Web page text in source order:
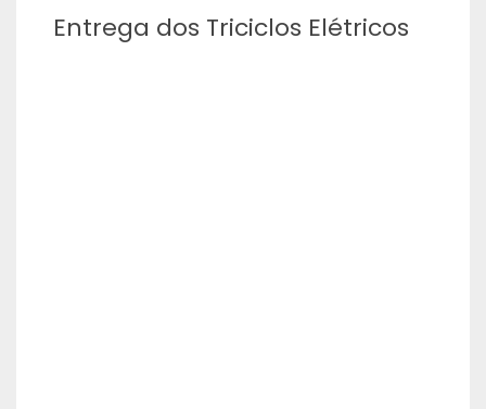
Entrega dos Triciclos Elétricos